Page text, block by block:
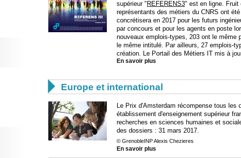
supérieur " REFERENS3" est en ligne. Fruit
représentants des métiers du CNRS ont
concrétisera en 2017 pour les futurs
par concours et pour les agents en poste
nouveaux emplois-types, 203 ont le même
le même intitulé. Par ailleurs, 27 emplois-
création. Le Portail des Métiers IT mis à
En savoir plus
 Europe et international
Le Prix d'Amsterdam récompense tous les
établissement d'enseignement supérieur
recherches en sciences humaines et
des dossiers : 31 mars 2017.
© GrenobleINP Alexis Chezieres
En savoir plus